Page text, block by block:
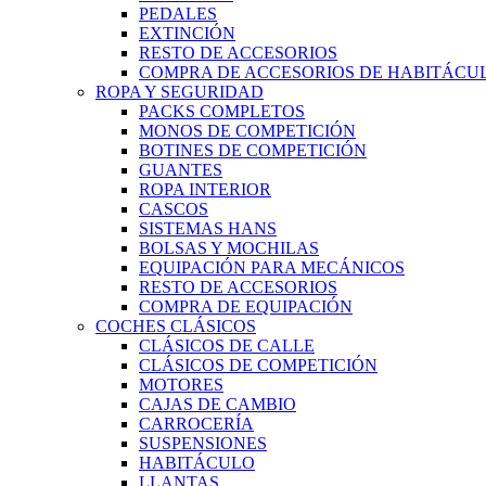
PEDALES
EXTINCIÓN
RESTO DE ACCESORIOS
COMPRA DE ACCESORIOS DE
ROPA Y SEGURIDAD
PACKS COMPLETOS
MONOS DE COMPETICIÓN
BOTINES DE COMPETICIÓN
GUANTES
ROPA INTERIOR
CASCOS
SISTEMAS HANS
BOLSAS Y MOCHILAS
EQUIPACIÓN PARA MECÁNICOS
RESTO DE ACCESORIOS
COMPRA DE EQUIPACIÓN
COCHES CLÁSICOS
CLÁSICOS DE CALLE
CLÁSICOS DE COMPETICIÓN
MOTORES
CAJAS DE CAMBIO
CARROCERÍA
SUSPENSIONES
HABITÁCULO
LLANTAS